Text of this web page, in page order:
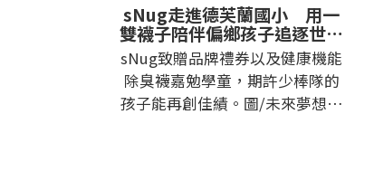
sNug走進德芙蘭國小 用一
雙襪子陪伴偏鄉孩子追逐世界
冠軍夢
sNug致贈品牌禮券以及健康機能
除臭襪嘉勉學童，期許少棒隊的
孩子能再創佳績。圖/未來夢想實